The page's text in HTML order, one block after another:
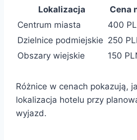
Lokalizacja
Cena
Centrum miasta
400
Dzielnice podmiejskie 250
Obszary wiejskie
150
Różnice w cenach pokazują,
lokalizacja hotelu przy
wyjazd.